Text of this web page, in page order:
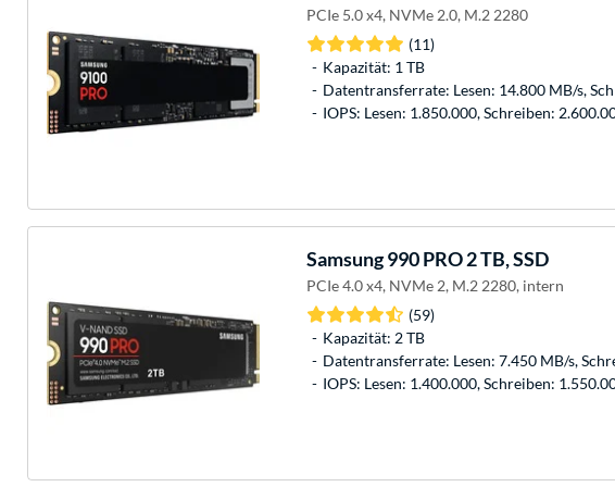
PCIe 5.0 x4, NVMe 2.0, M.2 2280
(11)
Kapazität: 1 TB
Datentransferrate: Lesen: 14.800 MB/s,
IOPS: Lesen: 1.850.000, Schreiben:
Samsung990 PRO 2 TB, SSD
PCIe 4.0 x4, NVMe 2, M.2 2280, intern
(59)
Kapazität: 2 TB
Datentransferrate: Lesen: 7.450 MB/s,
IOPS: Lesen: 1.400.000, Schreiben: